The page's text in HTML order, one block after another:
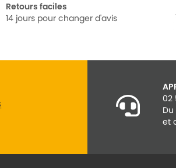
Retours faciles
14 jours pour changer d'avis
02
et